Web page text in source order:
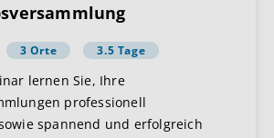
3 Orte 3.5 Tage
lernen Sie, Ihre
professionell
spannend und erfolgreich